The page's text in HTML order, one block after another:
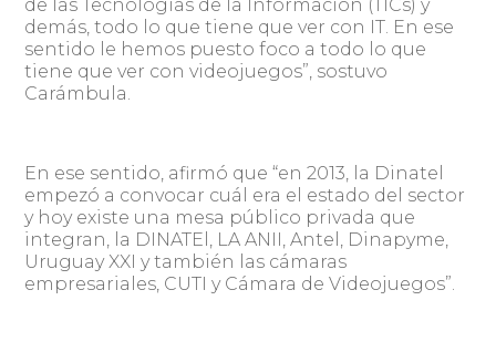
de las Tecnologías de la Información (TICs) y
demás, todo lo que tiene que ver con IT. En ese
sentido le hemos puesto foco a todo lo que
tiene que ver con videojuegos”, sostuvo
Carámbula.
En ese sentido, afirmó que “en 2013, la Dinatel
empezó a convocar cuál era el estado del sector
y hoy existe una mesa público privada que
integran, la DINATEl, LA ANII, Antel, Dinapyme,
Uruguay XXI y también las cámaras
empresariales, CUTI y Cámara de Videojuegos”.